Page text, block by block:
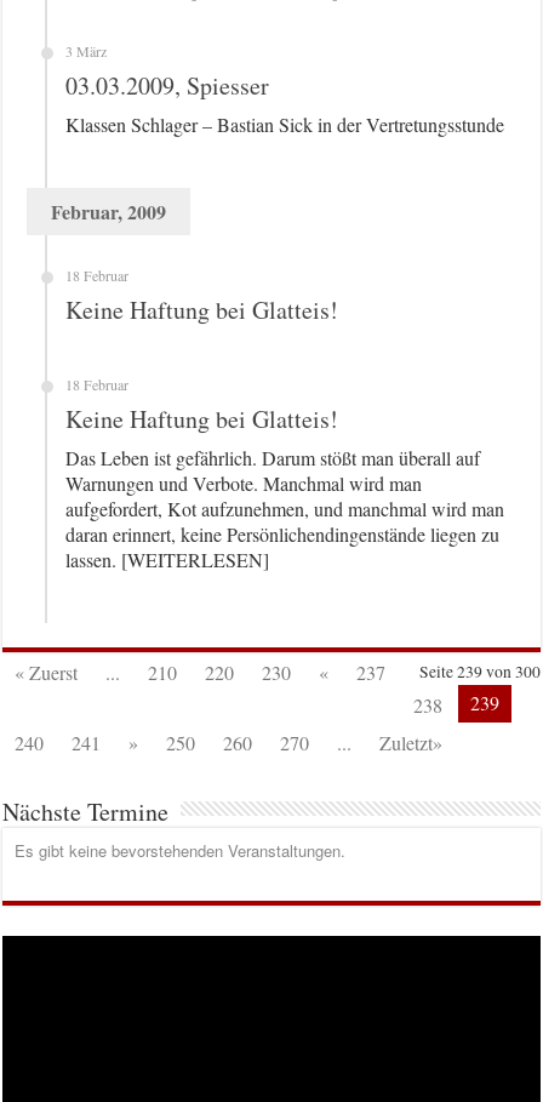
3 März
03.03.2009, Spiesser
Klassen Schlager – Bastian Sick in der Vertretungsstunde
Februar, 2009
18 Februar
Keine Haftung bei Glatteis!
18 Februar
Keine Haftung bei Glatteis!
Das Leben ist gefährlich. Darum stößt man überall auf
Warnungen und Verbote. Manchmal wird man
aufgefordert, Kot aufzunehmen, und manchmal wird man
daran erinnert, keine Persönlichendingenstände liegen zu
lassen. [WEITERLESEN]
Seite 239 von 300
« Zuerst ... 210 220 230 «
237
238
239
240
241 » 250 260 270 ... Zuletzt»
Nächste Termine
Es gibt keine bevorstehenden Veranstaltungen.